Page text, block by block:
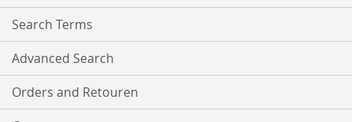
Search Terms
Advanced Search
Orders and Retouren